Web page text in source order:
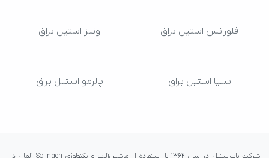
فلورانس استیل براق ونیز استیل براق
سلیا استیل براق پالرمو استیل براق